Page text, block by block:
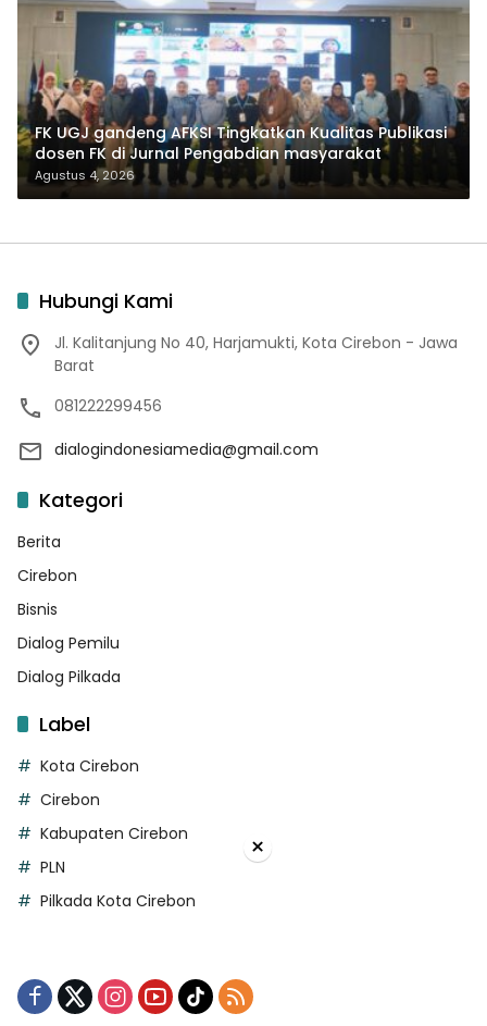
FK UGJ gandeng AFKSI Tingkatkan Kualitas Publikasi
dosen FK di Jurnal Pengabdian masyarakat
Agustus 4, 2026
Hubungi Kami
Jl. Kalitanjung No 40, Harjamukti, Kota Cirebon - Jawa
Barat
081222299456
dialogindonesiamedia@gmail.com
Kategori
Berita
Cirebon
Bisnis
Dialog Pemilu
Dialog Pilkada
Label
Kota Cirebon
Cirebon
Kabupaten Cirebon
PLN
Pilkada Kota Cirebon
×